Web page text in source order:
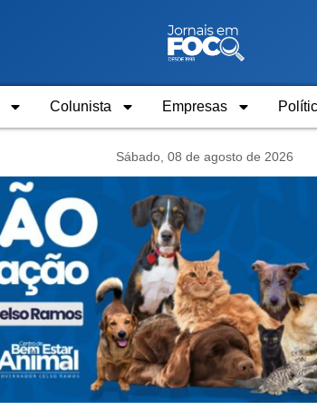
Colunista Empresas
Sábado, 08 de agosto de 2026